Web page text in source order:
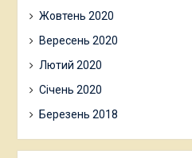
Жовтень 2020
Вересень 2020
Лютий 2020
Січень 2020
Березень 2018